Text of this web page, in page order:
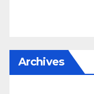
Archives